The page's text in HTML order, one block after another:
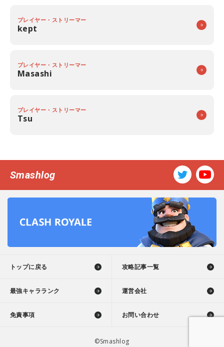
プレイヤー・ストリーマー
kept
プレイヤー・ストリーマー
Masashi
プレイヤー・ストリーマー
Tsu
Smashlog
トップに戻る 攻略記事一覧
最強キャラランク 運営会社
免責事項 お問い合わせ
©Smashlog